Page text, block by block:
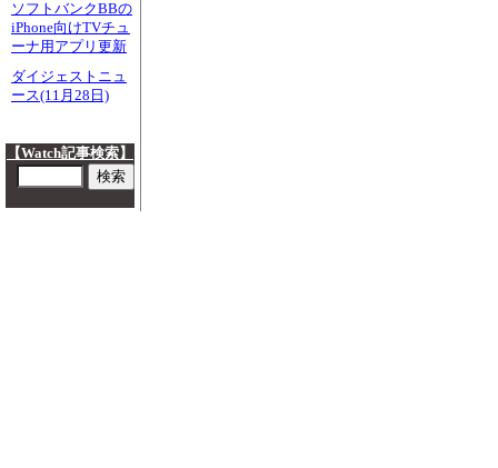
ソフトバンクBBの
iPhone向けTVチュ
ーナ用アプリ更新
ダイジェストニュ
ース(11月28日)
【Watch記事検索】